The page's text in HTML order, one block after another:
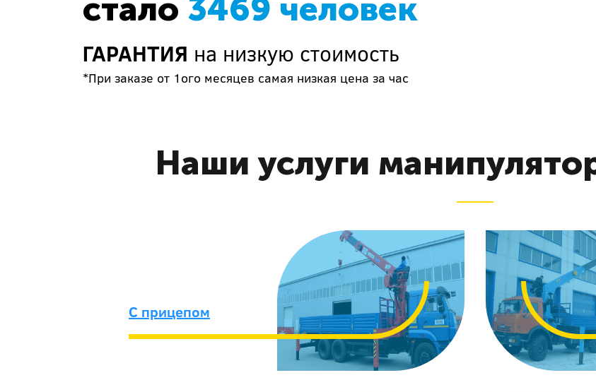
стало 3469 человек
ГАРАНТИЯ на низкую стоимость
*При заказе от 1ого месяцев самая низкая цена за час
Наши услуги
C прицепом